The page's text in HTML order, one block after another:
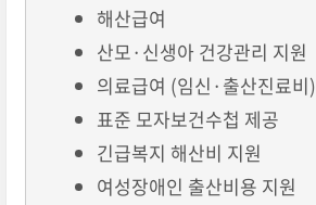
해산급여
산모·신생아 건강관리 지원
의료급여 (임신·출산진료비)
표준 모자보건수첩 제공
긴급복지 해산비 지원
여성장애인 출산비용 지원